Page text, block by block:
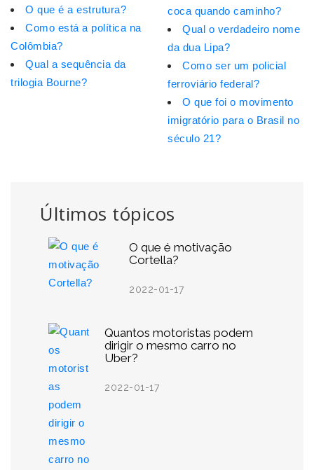
Últimos tópicos
O que é motivação
Cortella?
2022-01-17
Quantos motoristas podem
dirigir o mesmo carro no
Uber?
2022-01-17
O que é a estrutura?
Como está a política na
Colômbia?
Qual a sequência da
trilogia Bourne?
coca quando caminho?
Qual o verdadeiro nome
da dua Lipa?
Como ser um policial
ferroviário federal?
O que foi o movimento
imigratório para o Brasil no
século 21?